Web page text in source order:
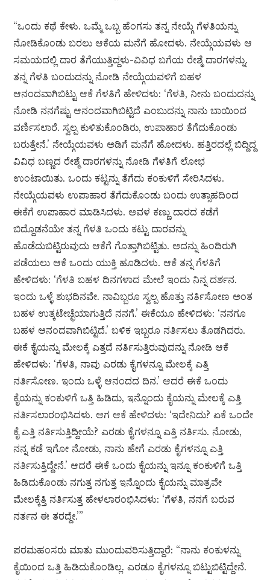
“ಒಂದು ಕಥೆ ಕೇಳು. ಒಮ್ಮೆ ಒಬ್ಬ ಹೆಂಗಸು ತನ್ನ ನೇಯ್ಗೆ ಗೆಳತಿಯನ್ನು
ನೋಡಿಕೊಂಡು ಬರಲು ಆಕೆಯ ಮನೆಗೆ ಹೋದಳು. ನೇಯ್ಗೆಯವಳು ಆ
ಸಮಯದಲ್ಲಿ ದಾರ ತೆಗೆಯುತ್ತಿದ್ದಳು-ವಿವಿಧ ಬಗೆಯ ರೇಶ್ಮೆ ದಾರಗಳನ್ನು.
ತನ್ನ ಗೆಳತಿ ಬಂದುದನ್ನು ನೋಡಿ ನೇಯ್ಗೆಯವಳಿಗೆ ಬಹಳ
ಆನಂದವಾಗಿಬಿಟ್ಟು ಆಕೆ ಗೆಳತಿಗೆ ಹೇಳಿದಳು: ‘ಗೆಳತಿ, ನೀನು ಬಂದುದನ್ನು
ನೋಡಿ ನನಗೆಷ್ಟು ಆನಂದವಾಗಿಬಿಟ್ಟಿದೆ ಎಂಬುದನ್ನು ನಾನು ಬಾಯಿಂದ
ವರ್ಣಿಸಲಾರೆ. ಸ್ವಲ್ಪ ಕುಳಿತುಕೊಂಡಿರು, ಉಪಾಹಾರ ತೆಗೆದುಕೊಂಡು
ಬರುತ್ತೇನೆ.’ ನೇಯ್ಗೆಯವಳು ಅಡಿಗೆ ಮನೆಗೆ ಹೋದಳು. ಹತ್ತಿರದಲ್ಲೆ ಬಿದ್ದಿದ್ದ
ವಿವಿಧ ಬಣ್ಣದ ರೇಶ್ಮೆ ದಾರಗಳನ್ನು ನೋಡಿ ಗೆಳತಿಗೆ ಲೋಭ
ಉಂಟಾಯಿತು. ಒಂದು ಕಟ್ಟನ್ನು ತೆಗೆದು ಕಂಕುಳಿಗೆ ಸೇರಿಸಿದಳು.
ನೇಯ್ಗೆಯವಳು ಉಪಾಹಾರ ತೆಗೆದುಕೊಂಡು ಬಂದು ಉತ್ಸಾಹದಿಂದ
ಈಕೆಗೆ ಉಪಾಹಾರ ಮಾಡಿಸಿದಳು. ಅವಳ ಕಣ್ಣು ದಾರದ ಕಡೆಗೆ
ಬಿದ್ದೊಡನೆಯೇ ತನ್ನ ಗೆಳತಿ ಒಂದು ಕಟ್ಟು ದಾರವನ್ನು
ಹೊಡೆದುಬಿಟ್ಟಿರುವುದು ಆಕೆಗೆ ಗೊತ್ತಾಗಿಬಿಟ್ಟಿತು. ಅದನ್ನು ಹಿಂದಿರುಗಿ
ಪಡೆಯಲು ಆಕೆ ಒಂದು ಯುಕ್ತಿ ಹೂಡಿದಳು. ಆಕೆ ತನ್ನ ಗೆಳತಿಗೆ
ಹೇಳಿದಳು: ‘ಗೆಳತಿ ಬಹಳ ದಿನಗಳಾದ ಮೇಲೆ ಇಂದು ನಿನ್ನ ದರ್ಶನ.
ಇಂದು ಒಳ್ಳೆ ಶುಭದಿನವೇ. ನಾವಿಬ್ಬರೂ ಸ್ವಲ್ಪ ಹೊತ್ತು ನರ್ತಿಸೋಣ ಅಂತ
ಬಹಳ ಉತ್ಕಟೇಚ್ಛೆಯಾಗುತ್ತಿದೆ ನನಗೆ.’ ಈಕೆಯೂ ಹೇಳಿದಳು: ‘ನನಗೂ
ಬಹಳ ಆನಂದವಾಗಿಬಿಟ್ಟಿದೆ.’ ಬಳಿಕ ಇಬ್ಬರೂ ನರ್ತಿಸಲು ತೊಡಗಿದರು.
ಈಕೆ ಕೈಯನ್ನು ಮೇಲಕ್ಕೆ ಎತ್ತದೆ ನರ್ತಿಸುತ್ತಿರುವುದನ್ನು ನೋಡಿ ಆಕೆ
ಹೇಳಿದಳು: ‘ಗೆಳತಿ, ನಾವು ಎರಡು ಕೈಗಳನ್ನೂ ಮೇಲಕ್ಕೆ ಎತ್ತಿ
ನರ್ತಿಸೋಣ. ಇಂದು ಒಳ್ಳೆ ಆನಂದದ ದಿನ.’ ಆದರೆ ಈಕೆ ಒಂದು
ಕೈಯನ್ನು ಕಂಕುಳಿಗೆ ಒತ್ತಿ ಹಿಡಿದು, ಇನ್ನೊಂದು ಕೈಯನ್ನು ಮೇಲಕ್ಕೆ ಎತ್ತಿ
ನರ್ತಿಸಲಾರಂಭಿಸಿದಳು. ಆಗ ಆಕೆ ಹೇಳಿದಳು: ‘ಇದೇನಿದು? ಏಕೆ ಒಂದೇ
ಕೈ ಎತ್ತಿ ನರ್ತಿಸುತ್ತಿದ್ದೀಯೆ? ಎರಡು ಕೈಗಳನ್ನೂ ಎತ್ತಿ ನರ್ತಿಸು. ನೋಡು,
ನನ್ನ ಕಡೆ ಇಗೋ ನೋಡು, ನಾನು ಹೇಗೆ ಎರಡು ಕೈಗಳನ್ನೂ ಎತ್ತಿ
ನರ್ತಿಸುತ್ತಿದ್ದೇನೆ.’ ಆದರೆ ಈಕೆ ಒಂದು ಕೈಯನ್ನು ಇನ್ನೂ ಕಂಕುಳಿಗೆ ಒತ್ತಿ
ಹಿಡಿದುಕೊಂಡು ನಗುತ್ತ ನಗುತ್ತ ಇನ್ನೊಂದು ಕೈಯನ್ನು ಮಾತ್ರವೇ
ಮೇಲಕ್ಕೆತ್ತಿ ನರ್ತಿಸುತ್ತ ಹೇಳಲಾರಂಭಿಸಿದಳು: ‘ಗೆಳತಿ, ನನಗೆ ಬರುವ
ನರ್ತನ ಈ ತರದ್ದೇ.’”
ಪರಮಹಂಸರು ಮಾತು ಮುಂದುವರಿಸುತ್ತಿದ್ದಾರೆ: “ನಾನು ಕಂಕುಳನ್ನು
ಕೈಯಿಂದ ಒತ್ತಿ ಹಿಡಿದುಕೊಂಡಿಲ್ಲ. ಎರಡೂ ಕೈಗಳನ್ನೂ ಬಿಟ್ಟುಬಿಟ್ಟಿದ್ದೇನೆ.